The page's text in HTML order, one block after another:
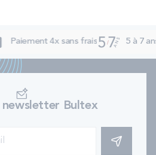
Paiement 4x sans frais 5 à 7
newsletter Bultex
S'INSCRIRE